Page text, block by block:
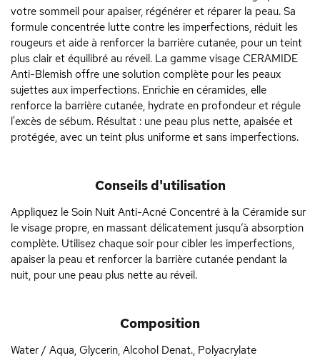
votre sommeil pour apaiser, régénérer et réparer la peau. Sa
formule concentrée lutte contre les imperfections, réduit les
rougeurs et aide à renforcer la barrière cutanée, pour un teint
plus clair et équilibré au réveil. La gamme visage CERAMIDE
Anti-Blemish offre une solution complète pour les peaux
sujettes aux imperfections. Enrichie en céramides, elle
renforce la barrière cutanée, hydrate en profondeur et régule
l'excès de sébum. Résultat : une peau plus nette, apaisée et
protégée, avec un teint plus uniforme et sans imperfections.
Conseils d'utilisation
Appliquez le Soin Nuit Anti-Acné Concentré à la Céramide sur
le visage propre, en massant délicatement jusqu’à absorption
complète. Utilisez chaque soir pour cibler les imperfections,
apaiser la peau et renforcer la barrière cutanée pendant la
nuit, pour une peau plus nette au réveil.
Composition
Water / Aqua, Glycerin, Alcohol Denat., Polyacrylate